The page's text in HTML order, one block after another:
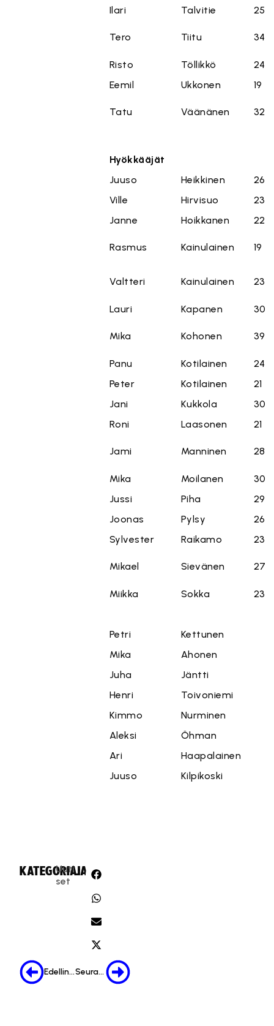
Ilari Talvitie 25
Tero Tiitu 34
Risto Töllikkö
24
Eemil
Ukkonen 19
Tatu Väänänen 32
Hyökkääjät
Juuso
Heikkinen
26
Ville
Hirvisuo
23
Janne
Hoikkanen 22
Rasmus Kainulainen 19
Valtteri Kainulainen 23
Lauri Kapanen 30
Mika Kohonen 39
Panu Kotilainen
24
Peter
Kotilainen
21
Jani
Kukkola
30
Roni
Laasonen 21
Jami Manninen 28
Mika Moilanen
30
Jussi
Piha
29
Joonas
Pylsy
26
Sylvester
Raikamo 23
Mikael Sievänen 27
Miikka Sokka 23
Petri
Kettunen
Mika
Ahonen
Juha
Jäntti
Henri
Toivoniemi
Kimmo
Nurminen
Aleksi
Öhman
Ari
Haapalainen
Juuso
Kilpikoski
KATEGORIA:
Uuti
set
JAA:
Edellinen Seuraava